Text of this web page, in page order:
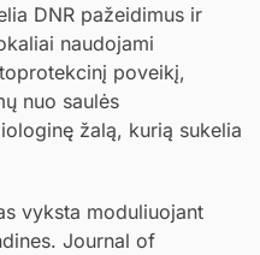
DNR pažeidimus ir
naudojami
poveikį,
nuo saulės
žalą, kurią sukelia
vyksta moduliuojant
Journal of